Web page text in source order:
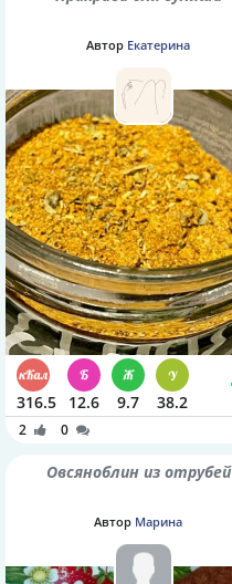
Автор Екатерина
316.5 12.6 9.7 38.2
2 0
Овсяноблин из отрубей
Автор Марина